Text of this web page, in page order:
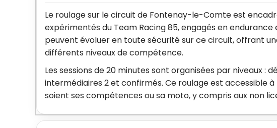
Le roulage sur le circuit de Fontenay-le-Comte est
expérimentés du Team Racing 85, engagés en endurance
peuvent évoluer en toute sécurité sur ce circuit, offrant
différents niveaux de compétence.
Les sessions de 20 minutes sont organisées par niveaux :
intermédiaires 2 et confirmés. Ce roulage est accessible
soient ses compétences ou sa moto, y compris aux non